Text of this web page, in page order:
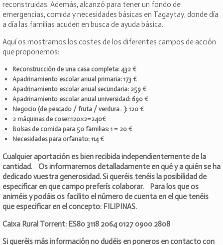
reconstruidas. Además, alcanzó para tener un fondo de
emergencias, comida y necesidades básicas en Tagaytay, donde día
a día las familias acuden en busca de ayuda básica.
Aquí os mostramos los costes de los diferentes campos de acción
que proponemos:
Reconstrucción de una casa completa: 432 €
Apadrinamiento escolar anual primaria: 173 €
Apadrinamiento escolar anual secundaria: 259 €
Apadrinamiento escolar anual universidad: 690 €
Negocio (de pescado / fruta / verdura…): 120 €
2 máquinas de coser:120×2=240€
Bolsas de comida para 50 familias: 1 = 20 €
Necesidades para orfanato: 114 €
Cualquier aportación es bien recibida independientemente de la
cantidad. Os informaremos detalladamente en qué y a quién se ha
dedicado vuestra generosidad. Si queréis tenéis la posibilidad de
especificar en que campo preferís colaborar. Para los que os
animéis y podáis os facilito el número de cuenta en el que tenéis
que especificar en el concepto: FILIPINAS.
Caixa Rural Torrent: ES80 3118 2064 0127 0900 2808
Si queréis más información no dudéis en poneros en contacto con